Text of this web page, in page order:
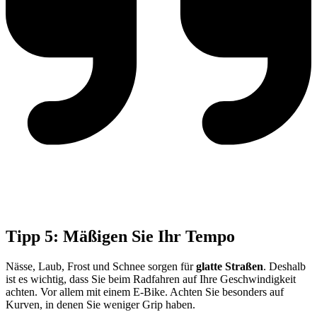
Tipp 5: Mäßigen Sie Ihr Tempo
Nässe, Laub, Frost und Schnee sorgen fürglatte Straßen. Deshalb
ist es wichtig, dass Sie beim Radfahren auf Ihre Geschwindigkeit
achten. Vor allem mit einem E-Bike. Achten Sie besonders auf
Kurven, in denen Sie weniger Grip haben.